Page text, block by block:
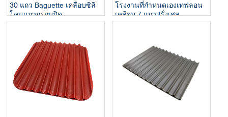
30 แถว Baguette เคลือบซิลิ
โคนแถวกรอบปิด
โรงงานที่กำหนดเองเทฟลอน
เคลือบ 7 แถวฝรั่งเศส
Baguette ถาดอบ